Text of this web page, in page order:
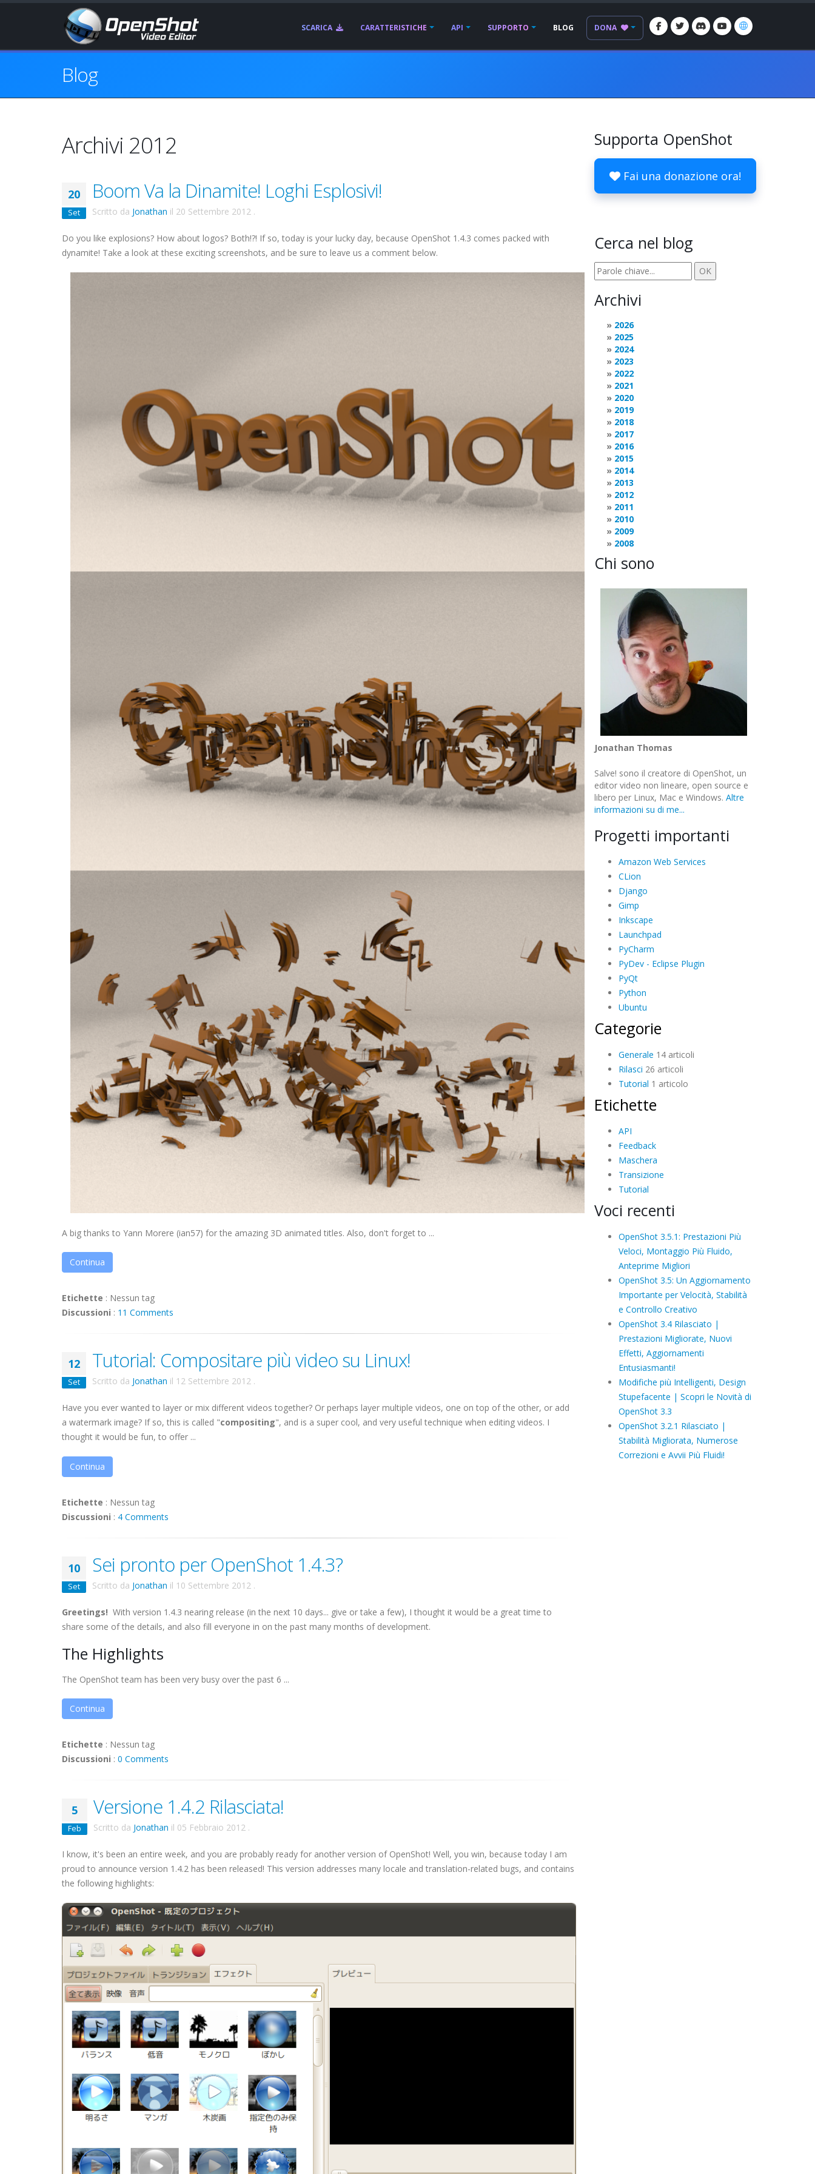
SCARICA CARATTERISTICHE API SUPPORTO BLOG DONA
Blog
Archivi 2012
20
Set
Boom Va la Dinamite! Loghi Esplosivi!
Scritto da Jonathan il 20 Settembre 2012 .
Do you like explosions? How about logos? Both!?! If so, today is your lucky day, because OpenShot 1.4.3 comes packed with
dynamite! Take a look at these exciting screenshots, and be sure to leave us a comment below.
A big thanks to Yann Morere (ian57) for the amazing 3D animated titles. Also, don't forget to ...
Continua
Etichette : Nessun tag
Discussioni : 11 Comments
12
Set
Tutorial: Compositare più video su Linux!
Scritto da Jonathan il 12 Settembre 2012 .
Have you ever wanted to layer or mix different videos together? Or perhaps layer multiple videos, one on top of the other, or add
a watermark image? If so, this is called "compositing", and is a super cool, and very useful technique when editing videos. I
thought it would be fun, to offer ...
Continua
Etichette : Nessun tag
Discussioni : 4 Comments
10
Set
Sei pronto per OpenShot 1.4.3?
Scritto da Jonathan il 10 Settembre 2012 .
Greetings! With version 1.4.3 nearing release (in the next 10 days... give or take a few), I thought it would be a great time to
share some of the details, and also fill everyone in on the past many months of development.
The Highlights
The OpenShot team has been very busy over the past 6 ...
Continua
Etichette : Nessun tag
Discussioni : 0 Comments
5
Feb
Versione 1.4.2 Rilasciata!
Scritto da Jonathan il 05 Febbraio 2012 .
I know, it's been an entire week, and you are probably ready for another version of OpenShot! Well, you win, because today I am
proud to announce version 1.4.2 has been released! This version addresses many locale and translation-related bugs, and contains
the following highlights:
Supporta OpenShot
Fai una donazione ora!
Cerca nel blog
Archivi
2026
2025
2024
2023
2022
2021
2020
2019
2018
2017
2016
2015
2014
2013
2012
2011
2010
2009
2008
Chi sono
Jonathan Thomas
Salve! sono il creatore di OpenShot, un
editor video non lineare, open source e
libero per Linux, Mac e Windows. Altre
informazioni su di me...
Progetti importanti
Amazon Web Services
CLion
Django
Gimp
Inkscape
Launchpad
PyCharm
PyDev - Eclipse Plugin
PyQt
Python
Ubuntu
Categorie
Generale 14 articoli
Rilasci 26 articoli
Tutorial 1 articolo
Etichette
API
Feedback
Maschera
Transizione
Tutorial
Voci recenti
OpenShot 3.5.1: Prestazioni Più
Veloci, Montaggio Più Fluido,
Anteprime Migliori
OpenShot 3.5: Un Aggiornamento
Importante per Velocità, Stabilità
e Controllo Creativo
OpenShot 3.4 Rilasciato |
Prestazioni Migliorate, Nuovi
Effetti, Aggiornamenti
Entusiasmanti!
Modifiche più Intelligenti, Design
Stupefacente | Scopri le Novità di
OpenShot 3.3
OpenShot 3.2.1 Rilasciato |
Stabilità Migliorata, Numerose
Correzioni e Avvii Più Fluidi!